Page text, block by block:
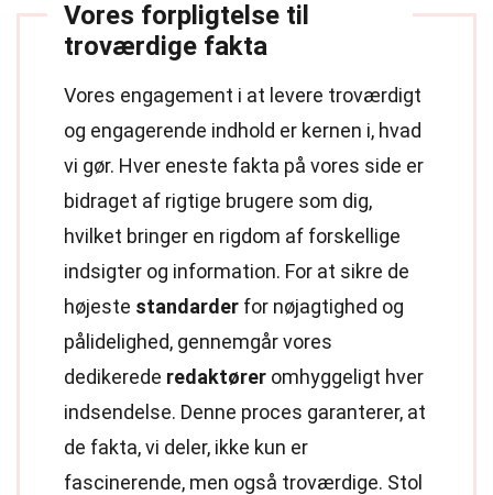
Vores forpligtelse til
troværdige fakta
Vores engagement i at levere troværdigt
og engagerende indhold er kernen i, hvad
vi gør. Hver eneste fakta på vores side er
bidraget af rigtige brugere som dig,
hvilket bringer en rigdom af forskellige
indsigter og information. For at sikre de
højeste standarder for nøjagtighed og
pålidelighed, gennemgår vores
dedikerede redaktører omhyggeligt hver
indsendelse. Denne proces garanterer, at
de fakta, vi deler, ikke kun er
fascinerende, men også troværdige. Stol